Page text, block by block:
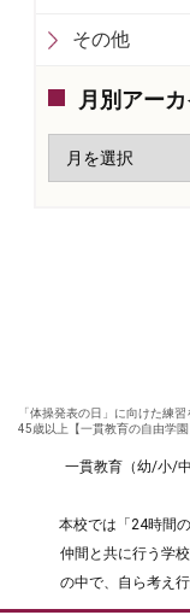
その他
月別アー
「体操発表の日」に向けた練
45歳以上【一貫教育の自由学園
一貫教育（幼/小/
本校では「24時間
仲間と共に行う学
の中で、自ら考え